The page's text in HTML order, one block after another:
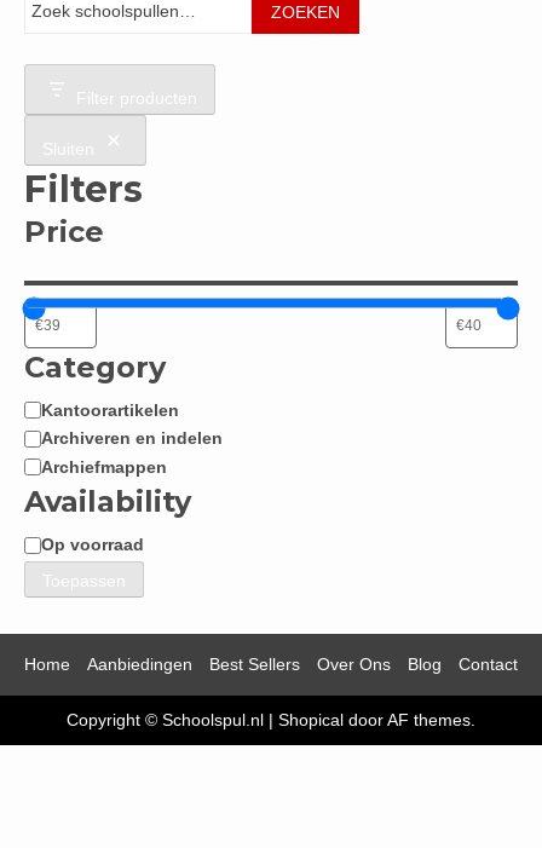
ZOEKEN
Filter producten
Sluiten
Filters
Price
Category
Categorie
Kantoorartikelen
Archiveren en indelen
Archiefmappen
Availability
Beschikbaarheid
Op voorraad
Toepassen
Home Aanbiedingen Best Sellers Over Ons Blog Contact
Copyright © Schoolspul.nl | Shopical door AF themes.